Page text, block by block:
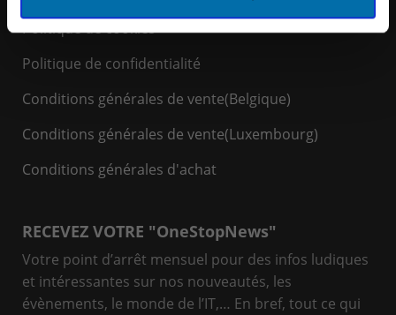
Politique de cookies
Politique de confidentialité
Conditions générales de vente(Belgique)
Conditions générales de vente(Luxembourg)
Conditions générales d'achat
RECEVEZ VOTRE "OneStopNews"
Votre point d’arrêt mensuel pour des infos ludiques
et intéressantes sur nos nouveautés, les
évènements, le monde de l’IT,… En bref, tout ce qui